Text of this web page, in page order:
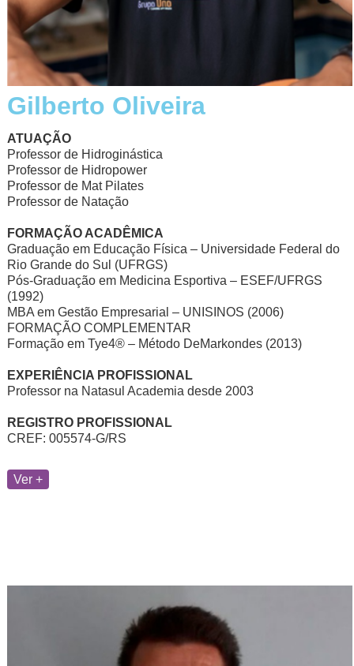
Gilberto Oliveira
ATUAÇÃO
Professor de Hidroginástica
Professor de Hidropower
Professor de Mat Pilates
Professor de Natação
FORMAÇÃO ACADÊMICA
Graduação em Educação Física – Universidade Federal do
Rio Grande do Sul (UFRGS)
Pós-Graduação em Medicina Esportiva – ESEF/UFRGS
(1992)
MBA em Gestão Empresarial – UNISINOS (2006)
FORMAÇÃO COMPLEMENTAR
Formação em Tye4® – Método DeMarkondes (2013)
EXPERIÊNCIA PROFISSIONAL
Professor na Natasul Academia desde 2003
REGISTRO PROFISSIONAL
CREF: 005574-G/RS
Ver +